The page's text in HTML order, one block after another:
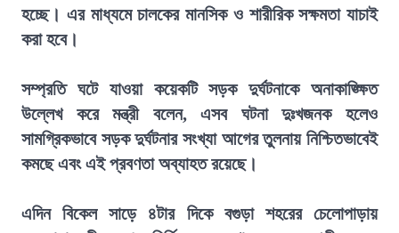
হচ্ছে। এর মাধ্যমে চালকের মানসিক ও শারীরিক সক্ষমতা যাচাই
করা হবে।
সম্প্রতি ঘটে যাওয়া কয়েকটি সড়ক দুর্ঘটনাকে অনাকাঙ্ক্ষিত
উল্লেখ করে মন্ত্রী বলেন, এসব ঘটনা দুঃখজনক হলেও
সামগ্রিকভাবে সড়ক দুর্ঘটনার সংখ্যা আগের তুলনায় নিশ্চিতভাবেই
কমছে এবং এই প্রবণতা অব্যাহত রয়েছে।
এদিন বিকেল সাড়ে ৪টার দিকে বগুড়া শহরের চেলোপাড়ায়